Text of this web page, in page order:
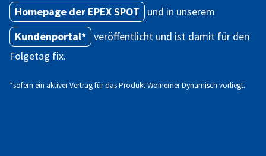
Homepage der EPEX SPOT
und in unserem
Kundenportal* veröffentlicht und ist damit für den
Folgetag fix.
*sofern ein aktiver Vertrag für das Produkt Woinemer Dynamisch vorliegt.